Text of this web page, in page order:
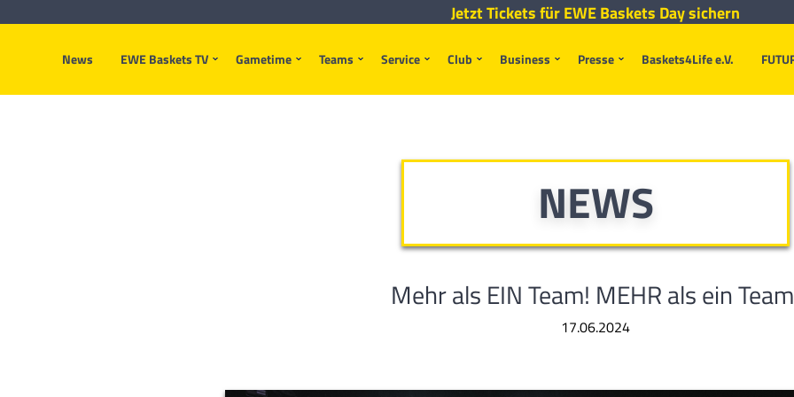
News EWE Baskets TV Gametime Teams Service Club Business Presse Baskets4Life e.V.
Jetzt Tickets für EWE Baskets Day sichern
NEWS
Mehr als EIN Team! MEHR als ein
17.06.2024